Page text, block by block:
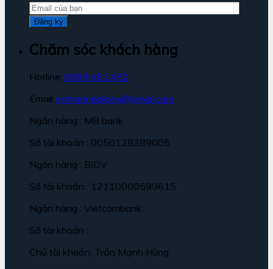
Chăm sóc khách hàng
Hotline: 0989.481.452
Email: innhanhdailong@gmail.com
Ngân hàng : MB bank
Số tài khoản : 0050128389005
Ngân hàng : BIDV
Số tài khoản : 12110000599615
Ngân hàng : Vietcombank
Số tài khoản :
Chủ tài khoản: Trần Mạnh Hùng